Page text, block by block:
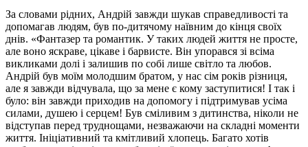
За словами рідних, Андрій завжди шукав справедливості та
допомагав людям, був по-дитячому наївним до кінця своїх
днів. «Фантазер та романтик. У таких людей життя не просте,
але воно яскраве, цікаве і барвисте. Він упорався зі всіма
викликами долі і залишив по собі лише світло та любов.
Андрій був моїм молодшим братом, у нас сім років різниця,
але я завжди відчувала, що за мене є кому заступитися! І так і
було: він завжди приходив на допомогу і підтримував усіма
силами, душею і серцем! Був сміливим з дитинства, ніколи не
відступав перед труднощами, незважаючи на складні моменти
життя. Ініціативний та кмітливий хлопець. Багато хотів